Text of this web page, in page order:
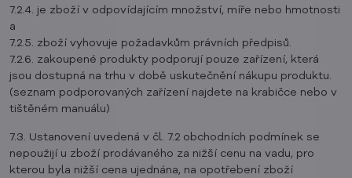
7.2.4. je zboží v odpovídajícím množství, míře nebo hmotnosti
a
7.2.5. zboží vyhovuje požadavkům právních předpisů.
7.2.6. zakoupené produkty podporují pouze zařízení, která
jsou dostupná na trhu v době uskutečnění nákupu produktu.
(seznam podporovaných zařízení najdete na krabičce nebo v
tištěném manuálu)
7.3. Ustanovení uvedená v čl. 7.2 obchodních podmínek se
nepoužijí u zboží prodávaného za nižší cenu na vadu, pro
kterou byla nižší cena ujednána, na opotřebení zboží